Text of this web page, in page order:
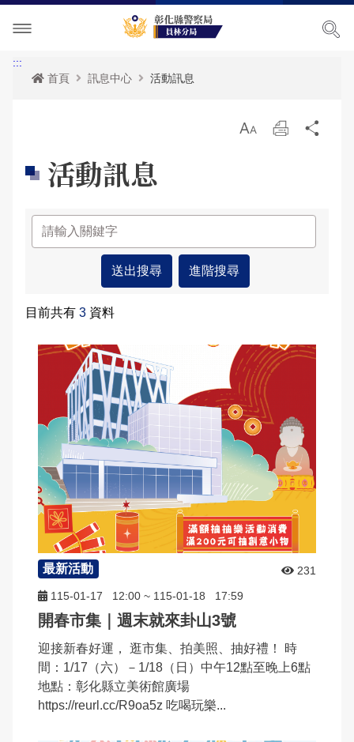
單位介紹
組織執掌
聯絡資訊
活動訊息
RSS訊息中心
交通安全宣導
婦幼宣導
便民服務
便民服務
申辦資訊
常見問答
民眾檔案應用專區
民意廣場
交通違規檢舉
網站導覽
雙語詞彙
本局信箱
常見問答
English
:::
首頁
訊息中心 活動訊息
放 列
活動訊息
進階搜尋
目前共有 3 資料
最新活動 231
115-01-17 12:00 ~ 115-01-18 17:59
開春市集｜週末就來卦山3號
迎接新春好運， 逛市集、拍美照、抽好禮！ 時
間：1/17（六）－1/18（日）中午12點至晚上6點
地點：彰化縣立美術館廣場
https://reurl.cc/R9oa5z 吃喝玩樂...